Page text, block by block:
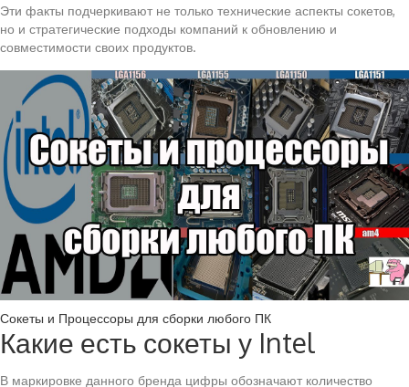
Эти факты подчеркивают не только технические аспекты сокетов,
но и стратегические подходы компаний к обновлению и
совместимости своих продуктов.
Сокеты и Процессоры для сборки любого ПК
Какие есть сокеты у Intel
В маркировке данного бренда цифры обозначают количество